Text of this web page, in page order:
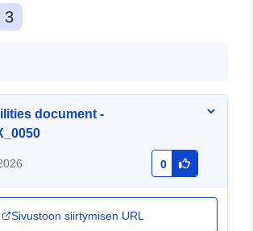
3
document -
0
Sivustoon siirtymisen URL